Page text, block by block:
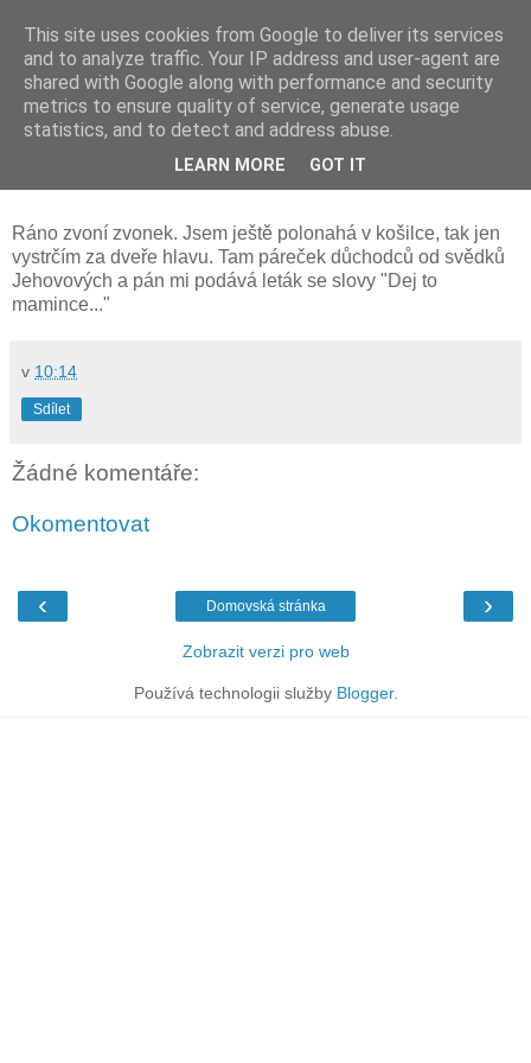
Ranní kameňák
Ráno zvoní zvonek. Jsem ještě polonahá v košilce, tak jen
vystrčím za dveře hlavu. Tam páreček důchodců od svědků
Jehovových a pán mi podává leták se slovy "Dej to
mamince..."
v 10:14
Sdílet
Žádné komentáře:
Okomentovat
‹ ›
Domovská stránka
Zobrazit verzi pro web
Používá technologii služby Blogger.
This site uses cookies from Google to deliver its services
and to analyze traffic. Your IP address and user-agent are
shared with Google along with performance and security
metrics to ensure quality of service, generate usage
statistics, and to detect and address abuse.
LEARN MORE GOT IT